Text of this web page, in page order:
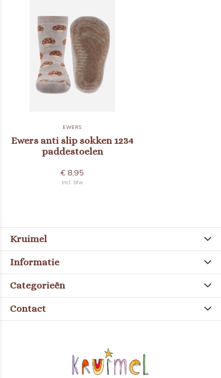
EWERS
Ewers anti slip sokken 1234
paddestoelen
€ 8,95
Incl. btw
Kruimel
Informatie
Categorieën
Contact